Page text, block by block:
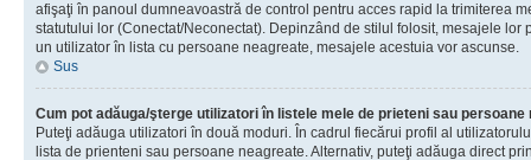
afişaţi în panoul dumneavoastră de control pentru acces rapid la trimiterea
statutului lor (Conectat/Neconectat). Depinzând de stilul folosit, mesajele lor
un utilizator în lista cu persoane neagreate, mesajele acestuia vor ascunse.
Sus
Cum pot adăuga/şterge utilizatori în listele mele de prieteni sau persoane
Puteţi adăuga utilizatori în două moduri. În cadrul fiecărui profil al
lista de prienteni sau persoane neagreate. Alternativ, puteţi adăuga direct